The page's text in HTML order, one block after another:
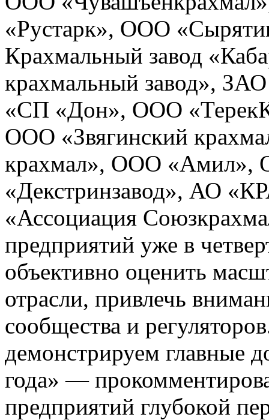
«Рустарк», ООО
Крахмальный завод
крахмальный завод»,
«СП «Дон», ООО
ООО «Звягинский
крахмал», ООО
«Декстринзавод», АО
«Ассоциация
предприятий уже в
объективно оценить
отрасли, привлечь
сообщества и
демонстрируем главные
года» —
предприятий глубокой